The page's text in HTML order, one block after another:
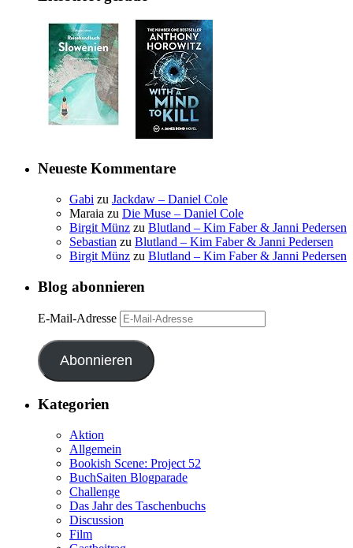
Neueste Kommentare
Gabi zu Jackdaw – Daniel Cole
Maraia zu Die Muse – Daniel Cole
Birgit Münz zu Blutland – Kim Faber & Janni Pedersen
Sebastian zu Blutland – Kim Faber & Janni Pedersen
Birgit Münz zu Blutland – Kim Faber & Janni Pedersen
Blog abonnieren
E-Mail-Adresse
Abonnieren
Kategorien
Aktion
Allgemein
Bookish Scene: Project 52
BuchSaiten Blogparade
Challenge
Das Jahr des Taschenbuchs
Discussion
Film